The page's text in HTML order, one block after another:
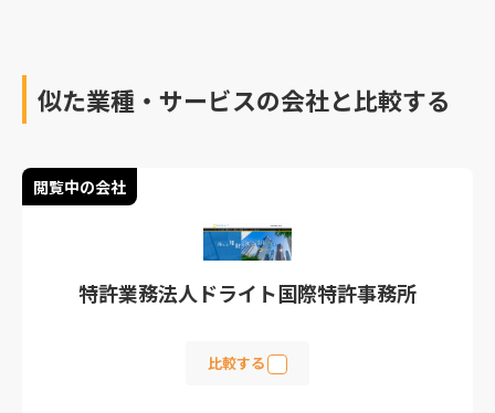
似た業種・サービスの会社と比較する
閲覧中の会社
特許業務法人ドライト国際特許事務所
比較する